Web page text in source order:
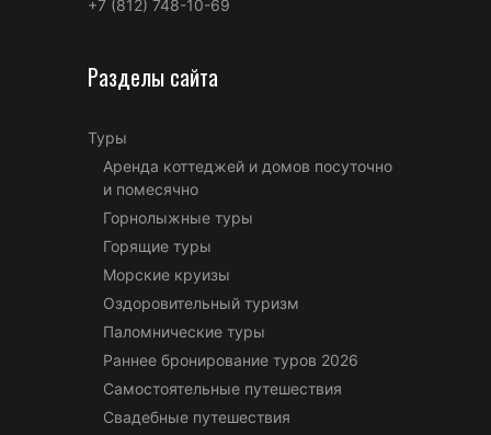
+7 (812) 748-10-69
Разделы сайта
Туры
Аренда коттеджей и домов посуточно
и помесячно
Горнолыжные туры
Горящие туры
Морские круизы
Оздоровительный туризм
Паломнические туры
Раннее бронирование туров 2026
Самостоятельные путешествия
Свадебные путешествия